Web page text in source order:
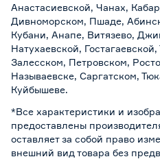
Анастасиевской, Чанах,
Дивноморском, Пшаде,
Кубани, Анапе, Витязево,
Натухаевской,
Залесском, Петровском,
Называевске, Саргатском,
Куйбышеве.
*Все характеристики и
предоставлены
оставляет за собой право
внешний вид товара без